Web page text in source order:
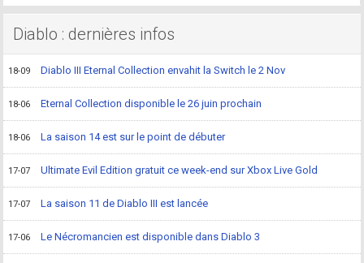
Diablo : dernières infos
18-09 Diablo III Eternal Collection envahit la Switch le 2 Nov
18-06 Eternal Collection disponible le 26 juin prochain
18-06 La saison 14 est sur le point de débuter
17-07 Ultimate Evil Edition gratuit ce week-end sur Xbox Live Gold
17-07 La saison 11 de Diablo III est lancée
17-06 Le Nécromancien est disponible dans Diablo 3